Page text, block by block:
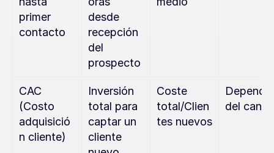
primer
contacto
desde
recepción
del
prospecto
CAC
(Costo
adquisició
n cliente)
Inversión
total para
captar un
cliente
Coste
total/Clien
tes nuevos
Depende
del canal